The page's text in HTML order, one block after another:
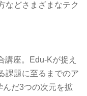
などさまざまなテク
講座。Edu-Kが捉え
課題に至るまでのア
んだ3つの次元を拡